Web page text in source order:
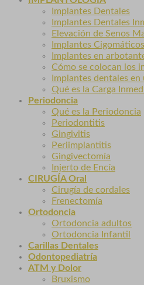
Implantes Dentales
Implantes Dentales
Elevación de Senos
Implantes Cigomáticos
Implantes en
Cómo se colocan los
Implantes dentales en
Qué es la Carga
Periodoncia
Qué es la Periodoncia
Periodontitis
Gingivitis
Periimplantitis
Gingivectomía
Injerto de Encía
CIRUGÍA Oral
Cirugía de cordales
Frenectomía
Ortodoncia
Ortodoncia adultos
Ortodoncia Infantil
Carillas Dentales
Odontopediatría
ATM y Dolor
Bruxismo